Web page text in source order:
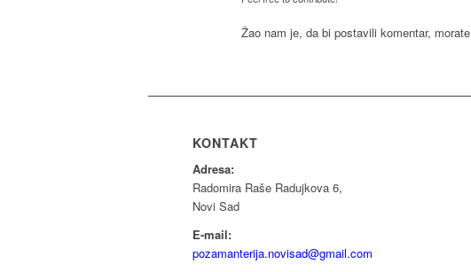
Žao nam je, da bi postavili komentar, morate
KONTAKT
Adresa:
Radomira Raše Radujkova 6,
Novi Sad
E-mail:
pozamanterija.novisad@gmail.com